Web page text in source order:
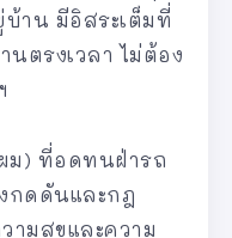
าน มีอิสระเต็มที่
นตรงเวลา ไม่ต้อง
ม) ที่อดทนฝ่ารถ
กดดันและกฎ
ามสุขและความ